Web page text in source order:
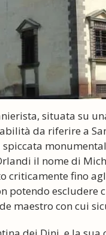
situata su
da riferire a
il nome di
fino
potendo
maestro con cui